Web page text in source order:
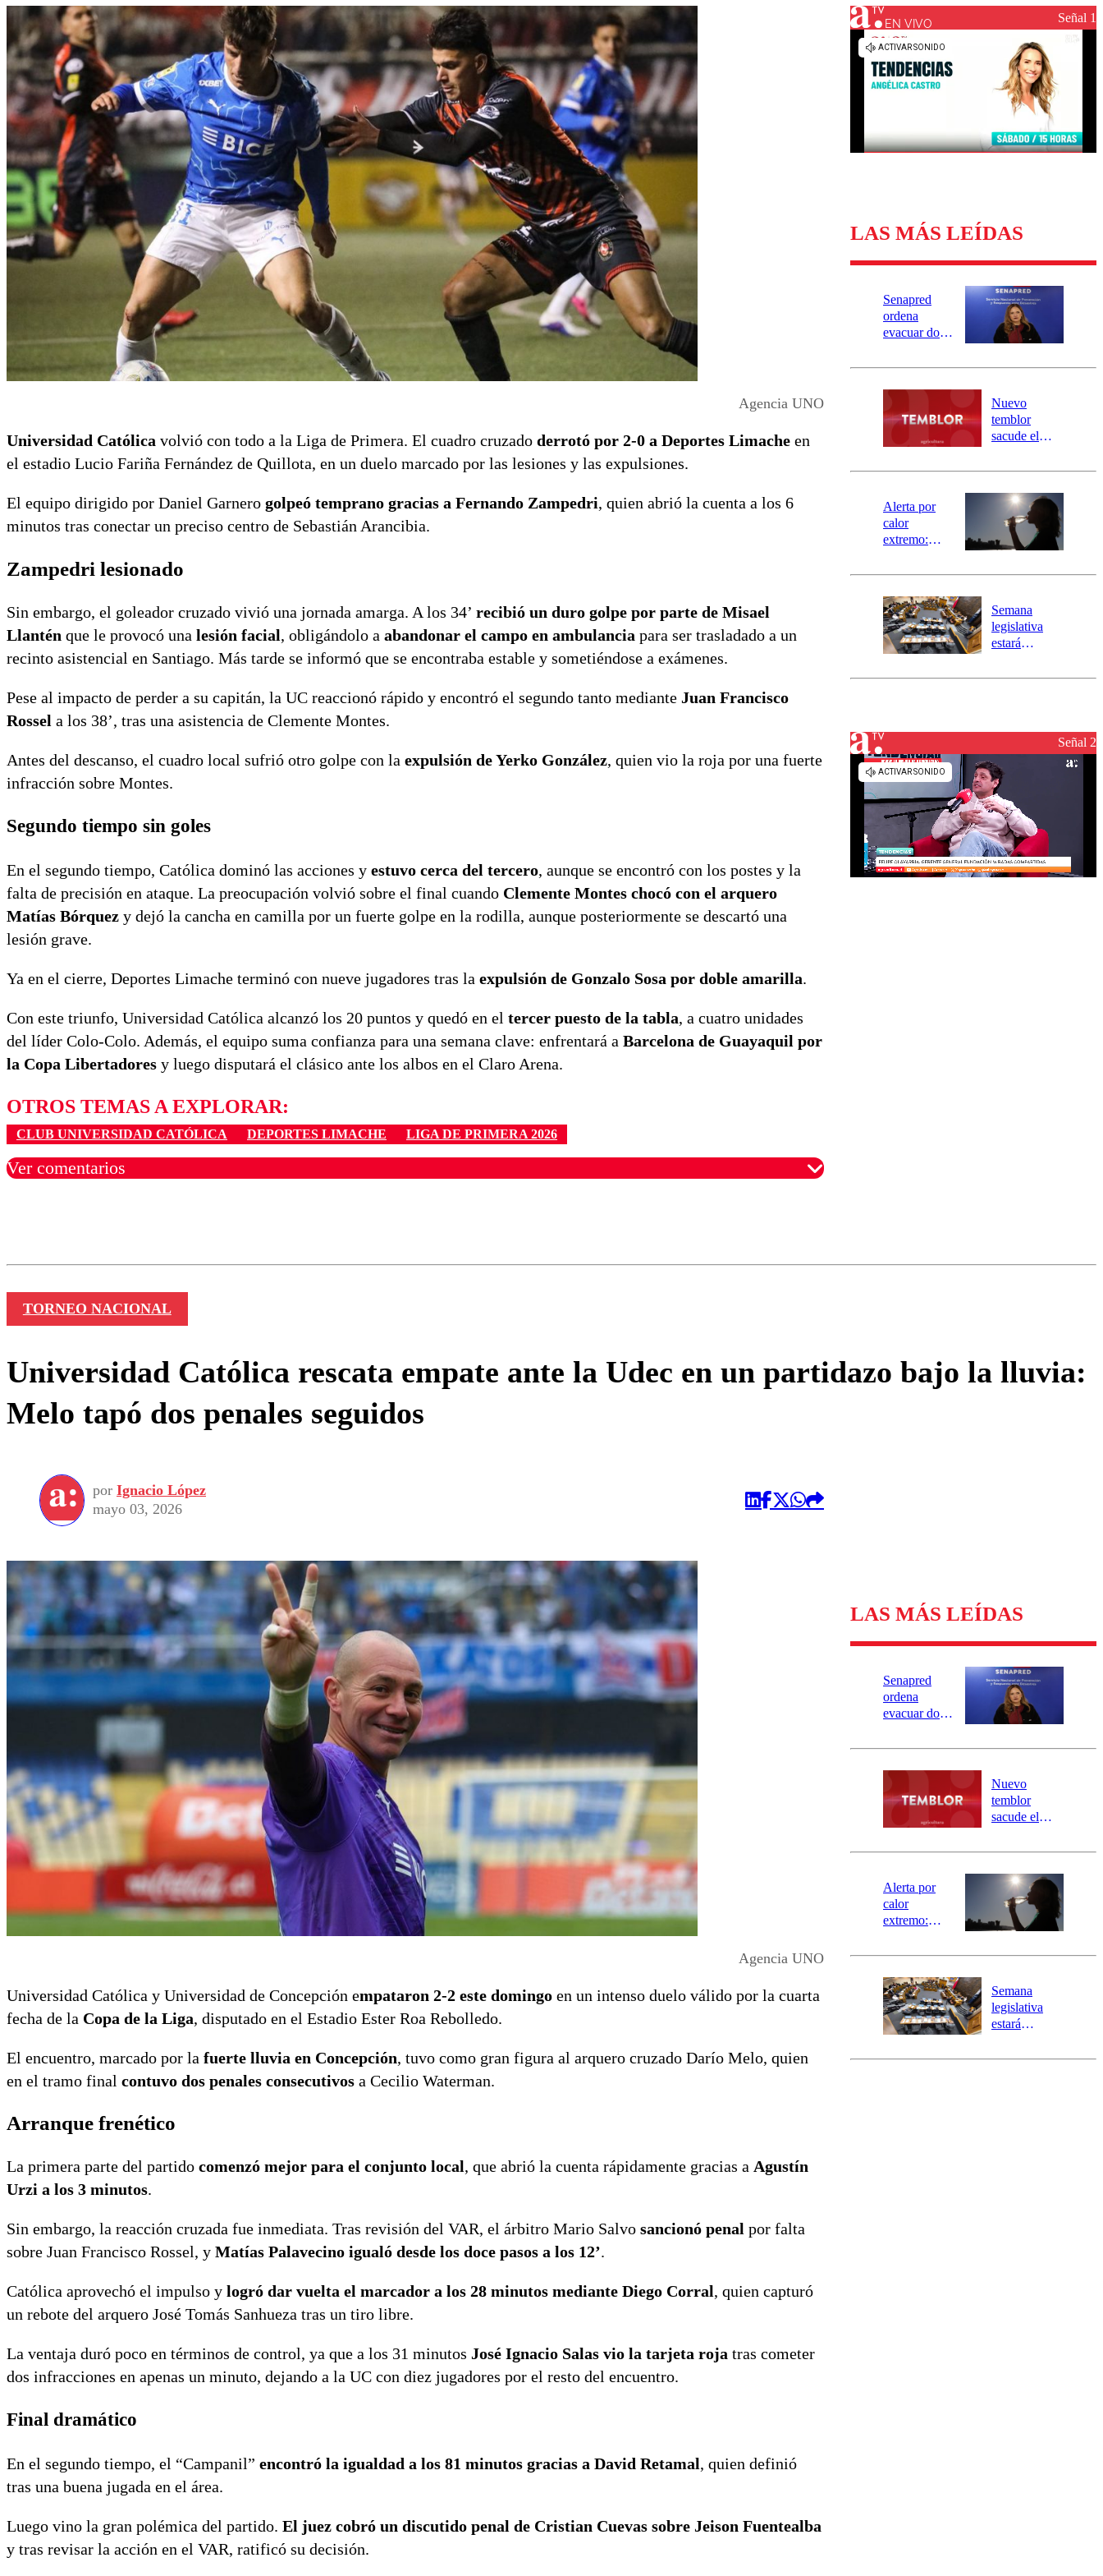
Universidad de Chile
Sustentabilidad
Agencia UNO
Universidad Católica volvió con todo a la Liga de Primera. El cuadro cruzado derrotó por 2-0 a Deportes Limache en
el estadio Lucio Fariña Fernández de Quillota, en un duelo marcado por las lesiones y las expulsiones.
El equipo dirigido por Daniel Garnero golpeó temprano gracias a Fernando Zampedri, quien abrió la cuenta a los 6
minutos tras conectar un preciso centro de Sebastián Arancibia.
Zampedri lesionado
Sin embargo, el goleador cruzado vivió una jornada amarga. A los 34’ recibió un duro golpe por parte de Misael
Llantén que le provocó una lesión facial, obligándolo a abandonar el campo en ambulancia para ser trasladado a un
recinto asistencial en Santiago. Más tarde se informó que se encontraba estable y sometiéndose a exámenes.
Pese al impacto de perder a su capitán, la UC reaccionó rápido y encontró el segundo tanto mediante Juan Francisco
Rossel a los 38’, tras una asistencia de Clemente Montes.
Antes del descanso, el cuadro local sufrió otro golpe con la expulsión de Yerko González, quien vio la roja por una fuerte
infracción sobre Montes.
Segundo tiempo sin goles
En el segundo tiempo, Católica dominó las acciones y estuvo cerca del tercero, aunque se encontró con los postes y la
falta de precisión en ataque. La preocupación volvió sobre el final cuando Clemente Montes chocó con el arquero
Matías Bórquez y dejó la cancha en camilla por un fuerte golpe en la rodilla, aunque posteriormente se descartó una
lesión grave.
Ya en el cierre, Deportes Limache terminó con nueve jugadores tras la expulsión de Gonzalo Sosa por doble amarilla.
Con este triunfo, Universidad Católica alcanzó los 20 puntos y quedó en el tercer puesto de la tabla, a cuatro unidades
del líder Colo-Colo. Además, el equipo suma confianza para una semana clave: enfrentará a Barcelona de Guayaquil por
la Copa Libertadores y luego disputará el clásico ante los albos en el Claro Arena.
OTROS TEMAS A EXPLORAR:
CLUB UNIVERSIDAD CATÓLICA DEPORTES LIMACHE LIGA DE PRIMERA 2026
Ver comentarios
EN VIVO Señal 1
LAS MÁS LEÍDAS
Senapred
ordena
evacuar dos
Carahue por
río Damas:
activa
mensajería
SAE
Nuevo
temblor
sacude el
revisa la
epicentro
Alerta por
calor
extremo:
activa Alerta
Preventiva en
tres comunas
Semana
legislativa
estará
el fin de la
reconstrucciónSeñal 2
TORNEO NACIONAL
Universidad Católica rescata empate ante la Udec en un partidazo bajo la lluvia:
Melo tapó dos penales seguidos
por Ignacio López
mayo 03, 2026
Agencia UNO
Universidad Católica y Universidad de Concepción empataron 2-2 este domingo en un intenso duelo válido por la cuarta
fecha de la Copa de la Liga, disputado en el Estadio Ester Roa Rebolledo.
El encuentro, marcado por la fuerte lluvia en Concepción, tuvo como gran figura al arquero cruzado Darío Melo, quien
en el tramo final contuvo dos penales consecutivos a Cecilio Waterman.
Arranque frenético
La primera parte del partido comenzó mejor para el conjunto local, que abrió la cuenta rápidamente gracias a Agustín
Urzi a los 3 minutos.
Sin embargo, la reacción cruzada fue inmediata. Tras revisión del VAR, el árbitro Mario Salvo sancionó penal por falta
sobre Juan Francisco Rossel, y Matías Palavecino igualó desde los doce pasos a los 12’.
Católica aprovechó el impulso y logró dar vuelta el marcador a los 28 minutos mediante Diego Corral, quien capturó
un rebote del arquero José Tomás Sanhueza tras un tiro libre.
La ventaja duró poco en términos de control, ya que a los 31 minutos José Ignacio Salas vio la tarjeta roja tras cometer
dos infracciones en apenas un minuto, dejando a la UC con diez jugadores por el resto del encuentro.
Final dramático
En el segundo tiempo, el “Campanil” encontró la igualdad a los 81 minutos gracias a David Retamal, quien definió
tras una buena jugada en el área.
Luego vino la gran polémica del partido. El juez cobró un discutido penal de Cristian Cuevas sobre Jeison Fuentealba
y tras revisar la acción en el VAR, ratificó su decisión.
LAS MÁS LEÍDAS
Senapred
ordena
evacuar dos
Carahue por
río Damas:
activa
mensajería
SAE
Nuevo
temblor
sacude el
revisa la
epicentro
Alerta por
calor
extremo:
activa Alerta
Preventiva en
tres comunas
Semana
legislativa
estará
el fin de la